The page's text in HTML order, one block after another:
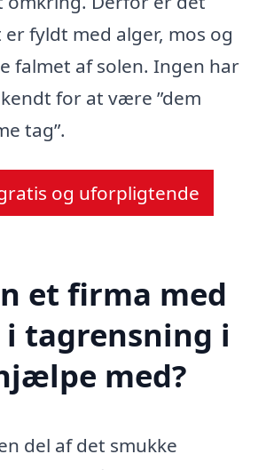
fyldt med alger, mos og
falmet af solen. Ingen har
for at være ”dem
tag”.
og uforpligtende
et firma med
i tagrensning i
med?
del af det smukke